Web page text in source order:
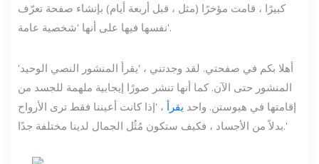
كبيرًا ، قامت مؤخرًا (مثل ، قبل أربعة أيام) بإنشاء صفحة تعرّف
نفسها فيها على أنها 'شخصية عامة'.
'أهلا بكم في صفحتي. لقد وجدتني ، 'يقرأ المنشور النصي الوحيد
المنشور حتى الآن. كما أنها تنشر صورًا إيجابية ملهمة للجسد من
إقامتها في هيوستن. واحد يقرأ ، 'إذا كانت أعيننا فقط ترى الأرواح
بدلاً من الأجساد ، فكيف ستكون مُثُل الجمال لدينا مختلفة جدًا.'